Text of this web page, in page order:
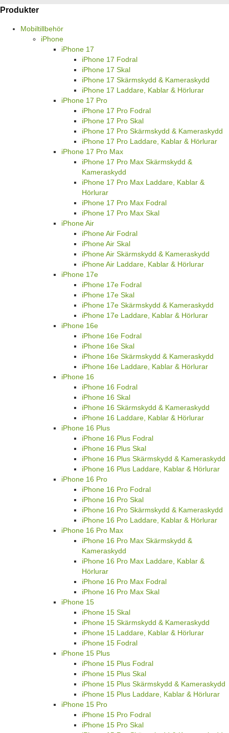
Produkter
Mobiltillbehör
iPhone
iPhone 17
iPhone 17 Fodral
iPhone 17 Skal
iPhone 17 Skärmskydd & Kameraskydd
iPhone 17 Laddare, Kablar & Hörlurar
iPhone 17 Pro
iPhone 17 Pro Fodral
iPhone 17 Pro Skal
iPhone 17 Pro Skärmskydd & Kameraskydd
iPhone 17 Pro Laddare, Kablar & Hörlurar
iPhone 17 Pro Max
iPhone 17 Pro Max Skärmskydd &
Kameraskydd
iPhone 17 Pro Max Laddare, Kablar &
Hörlurar
iPhone 17 Pro Max Fodral
iPhone 17 Pro Max Skal
iPhone Air
iPhone Air Fodral
iPhone Air Skal
iPhone Air Skärmskydd & Kameraskydd
iPhone Air Laddare, Kablar & Hörlurar
iPhone 17e
iPhone 17e Fodral
iPhone 17e Skal
iPhone 17e Skärmskydd & Kameraskydd
iPhone 17e Laddare, Kablar & Hörlurar
iPhone 16e
iPhone 16e Fodral
iPhone 16e Skal
iPhone 16e Skärmskydd & Kameraskydd
iPhone 16e Laddare, Kablar & Hörlurar
iPhone 16
iPhone 16 Fodral
iPhone 16 Skal
iPhone 16 Skärmskydd & Kameraskydd
iPhone 16 Laddare, Kablar & Hörlurar
iPhone 16 Plus
iPhone 16 Plus Fodral
iPhone 16 Plus Skal
iPhone 16 Plus Skärmskydd & Kameraskydd
iPhone 16 Plus Laddare, Kablar & Hörlurar
iPhone 16 Pro
iPhone 16 Pro Fodral
iPhone 16 Pro Skal
iPhone 16 Pro Skärmskydd & Kameraskydd
iPhone 16 Pro Laddare, Kablar & Hörlurar
iPhone 16 Pro Max
iPhone 16 Pro Max Skärmskydd &
Kameraskydd
iPhone 16 Pro Max Laddare, Kablar &
Hörlurar
iPhone 16 Pro Max Fodral
iPhone 16 Pro Max Skal
iPhone 15
iPhone 15 Skal
iPhone 15 Skärmskydd & Kameraskydd
iPhone 15 Laddare, Kablar & Hörlurar
iPhone 15 Fodral
iPhone 15 Plus
iPhone 15 Plus Fodral
iPhone 15 Plus Skal
iPhone 15 Plus Skärmskydd & Kameraskydd
iPhone 15 Plus Laddare, Kablar & Hörlurar
iPhone 15 Pro
iPhone 15 Pro Fodral
iPhone 15 Pro Skal